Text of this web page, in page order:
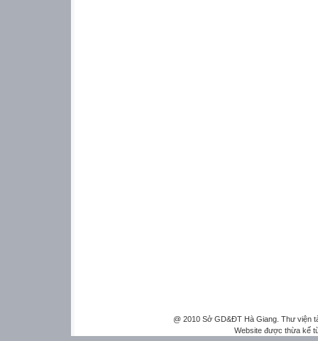
@ 2010 Sở GD&ĐT Hà Giang. Thư viện
Website được thừa kế